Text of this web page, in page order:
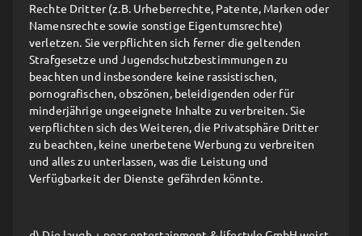
Rechte Dritter (z.B. Urheberrechte, Patente, Marken oder
Namensrechte sowie sonstige Eigentumsrechte)
verletzen. Sie verpflichten sich ferner die geltenden
Strafgesetze und Jugendschutzbestimmungen zu
beachten und insbesondere keine rassistischen,
pornografischen, obszönen, beleidigenden oder für
minderjährige ungeeignete Inhalte zu verbreiten. Sie
verpflichten sich des Weiteren, die Privatsphäre Dritter
zu beachten, keine unerbetene Werbung zu verbreiten
und alles zu unterlassen, was die Leistung und
Verfügbarkeit der Dienste gefährden könnte.